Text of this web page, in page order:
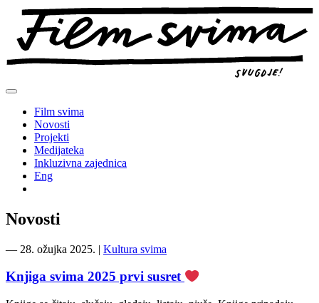
Preskoči
sadržaj
Film svima
Novosti
Projekti
Medijateka
Inkluzivna zajednica
Eng
Novosti
― 28. ožujka 2025. | Kultura svima
Knjiga svima 2025 prvi susret